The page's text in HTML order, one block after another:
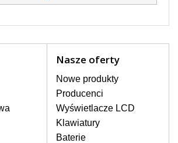
tekstu lub obrazu w
ostrożnością. Do
mechaniczne np.
ekran, następnie
się pionowe pasy, ciemny
lub nierównomierną
Nasze oferty
Nowe produkty
Producenci
Wyświetlacze LCD
Klawiatury
Baterie